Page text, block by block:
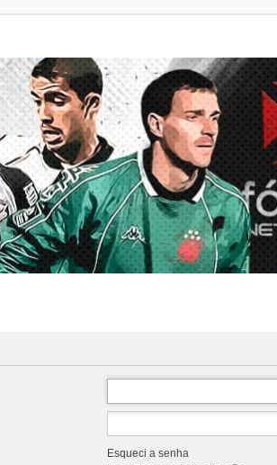
Esqueci a senha